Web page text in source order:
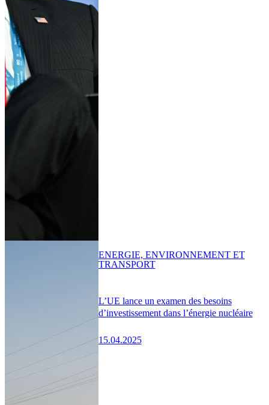
L’UE lance un examen des besoins
d’investissement dans l’énergie nucléaire
15.04.2025
ENERGIE, ENVIRONNEMENT ET
TRANSPORT